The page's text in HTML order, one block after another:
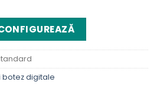
botez digitale